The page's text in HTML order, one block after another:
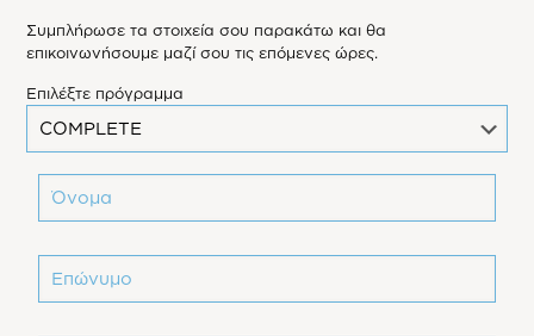
Συμπλήρωσε τα στοιχεία σου παρακάτω και θα
επικοινωνήσουμε μαζί σου τις επόμενες ώρες.
Επιλέξτε πρόγραμμα